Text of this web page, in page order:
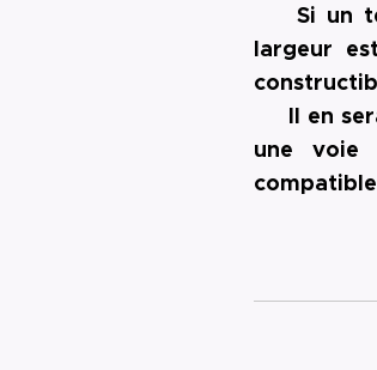
🔺 Si un
largeur
🔺 Il en
une voie